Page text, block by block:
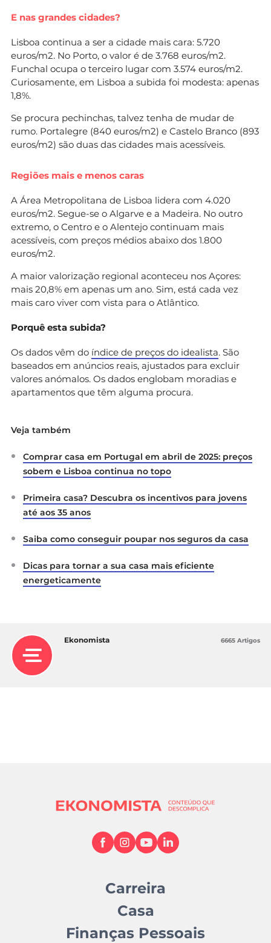
E nas grandes cidades?
Lisboa continua a ser a cidade mais cara: 5.720
euros/m2. No Porto, o valor é de 3.768 euros/m2.
Funchal ocupa o terceiro lugar com 3.574 euros/m2.
Curiosamente, em Lisboa a subida foi modesta: apenas
1,8%.
Se procura pechinchas, talvez tenha de mudar de
rumo. Portalegre (840 euros/m2) e Castelo Branco (893
euros/m2) são duas das cidades mais acessíveis.
Regiões mais e menos caras
A Área Metropolitana de Lisboa lidera com 4.020
euros/m2. Segue-se o Algarve e a Madeira. No outro
extremo, o Centro e o Alentejo continuam mais
acessíveis, com preços médios abaixo dos 1.800
euros/m2.
A maior valorização regional aconteceu nos Açores:
mais 20,8% em apenas um ano. Sim, está cada vez
mais caro viver com vista para o Atlântico.
Porquê esta subida?
Os dados vêm do índice de preços do idealista. São
baseados em anúncios reais, ajustados para excluir
valores anómalos. Os dados englobam moradias e
apartamentos que têm alguma procura.
Veja também
Comprar casa em Portugal em abril de 2025: preços
sobem e Lisboa continua no topo
Primeira casa? Descubra os incentivos para jovens
até aos 35 anos
Saiba como conseguir poupar nos seguros da casa
Dicas para tornar a sua casa mais eficiente
energeticamente
Ekonomista 6665 Artigos
Carreira
Casa
Finanças Pessoais